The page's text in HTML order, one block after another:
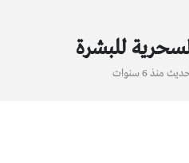
للبشرة
منذ 6 سنوات